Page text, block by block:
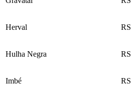
Herval RS
Hulha Negra RS
Imbé RS